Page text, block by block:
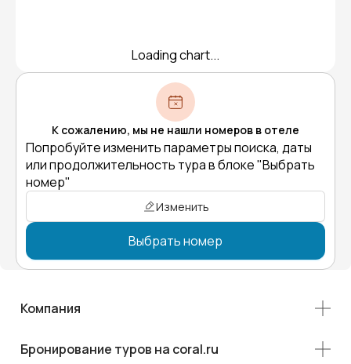
Loading chart...
К сожалению, мы не нашли номеров в отеле
Попробуйте изменить параметры поиска, даты
или продолжительность тура в блоке "Выбрать
номер"
Изменить
Выбрать номер
Компания
Бронирование туров на coral.ru